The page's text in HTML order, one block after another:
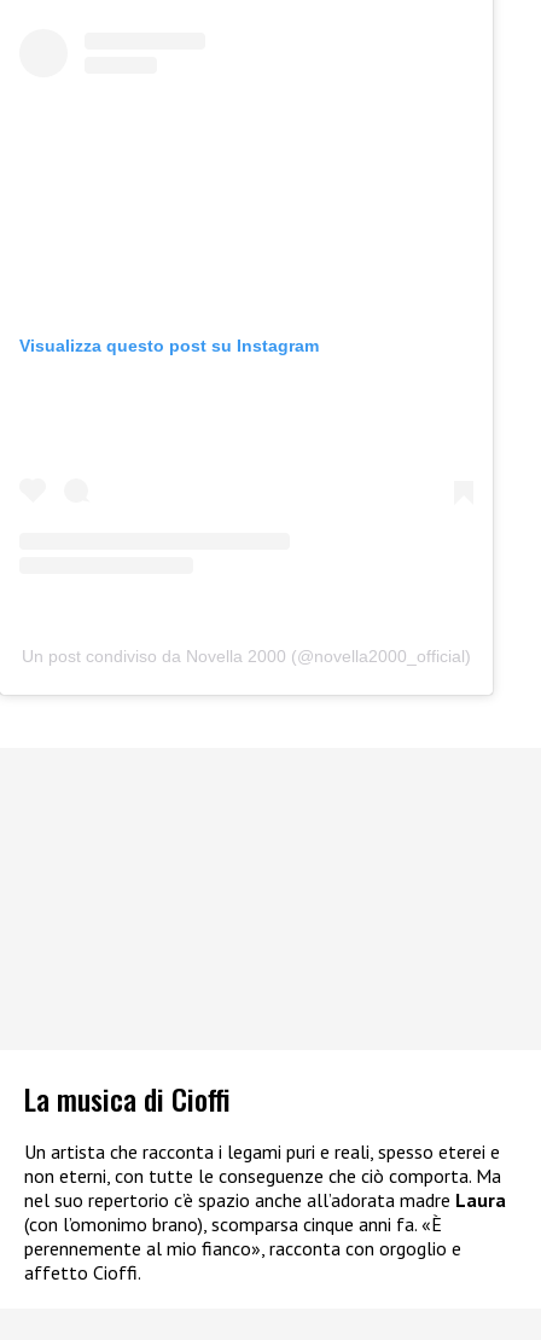
Visualizza questo post su Instagram
Un post condiviso da Novella 2000 (@novella2000_official)
La musica di Cioffi
Un artista che racconta i legami puri e reali, spesso eterei e
non eterni, con tutte le conseguenze che ciò comporta. Ma
nel suo repertorio c’è spazio anche all’adorata madre Laura
(con l’omonimo brano), scomparsa cinque anni fa. «È
perennemente al mio fianco», racconta con orgoglio e
affetto Cioffi.